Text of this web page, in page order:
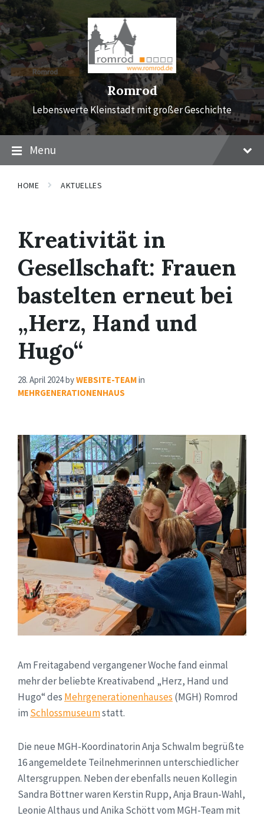
Skip
to
content
Skip
to
main
navigation
Skip
to
footer
Romrod
Lebenswerte Kleinstadt mit großer Geschichte
Menu
HOME AKTUELLES
Kreativität in
Gesellschaft: Frauen
bastelten erneut bei
„Herz, Hand und
Hugo“
28. April 2024byWEBSITE-TEAMin
MEHRGENERATIONENHAUS
Am Freitagabend vergangener Woche fand einmal
mehr der beliebte Kreativabend „Herz, Hand und
Hugo“ des Mehrgenerationenhauses (MGH) Romrod
im Schlossmuseumstatt.
Die neue MGH-Koordinatorin Anja Schwalm begrüßte
16 angemeldete Teilnehmerinnen unterschiedlicher
Altersgruppen. Neben der ebenfalls neuen Kollegin
Sandra Böttner waren Kerstin Rupp, Anja Braun-Wahl,
Leonie Althaus und Anika Schött vom MGH-Team mit